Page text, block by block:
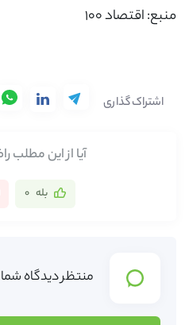
منبع: اقتصاد 100
اشتراک گذاری
آیا از این
بله 0
منتظر دیدگاه